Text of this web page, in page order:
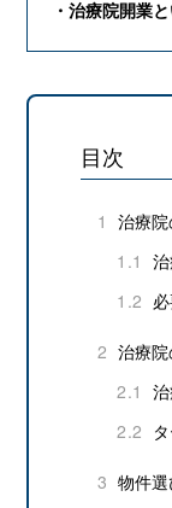
・治療院開業
目次
1
治療
1.1
1.2
2 治療
2.1
2.2
3 物件